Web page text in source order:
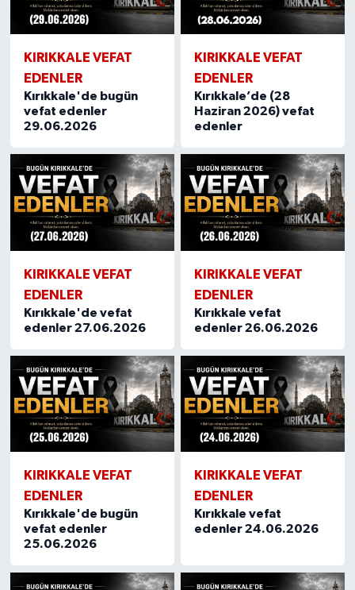
KIRIKKALE VEFAT
EDENLER
Kırıkkale'de bugün
vefat edenler
29.06.2026
KIRIKKALE VEFAT
EDENLER
Kırıkkale’de (28
Haziran 2026) vefat
edenler
KIRIKKALE VEFAT
EDENLER
Kırıkkale'de vefat
edenler 27.06.2026
KIRIKKALE VEFAT
EDENLER
Kırıkkale vefat
edenler 26.06.2026
KIRIKKALE VEFAT
EDENLER
Kırıkkale'de bugün
vefat edenler
25.06.2026
KIRIKKALE VEFAT
EDENLER
Kırıkkale vefat
edenler 24.06.2026